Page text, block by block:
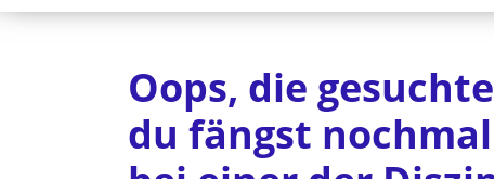
Oops, die
du fängst